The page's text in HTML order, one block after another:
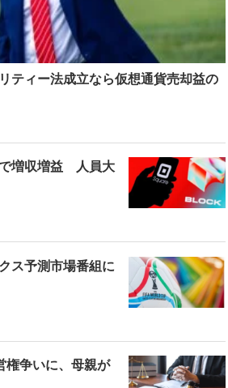
ティー法成立なら仮想通貨売却益の
増収増益 人員大
ス予測市場番組に
権争いに、母親が